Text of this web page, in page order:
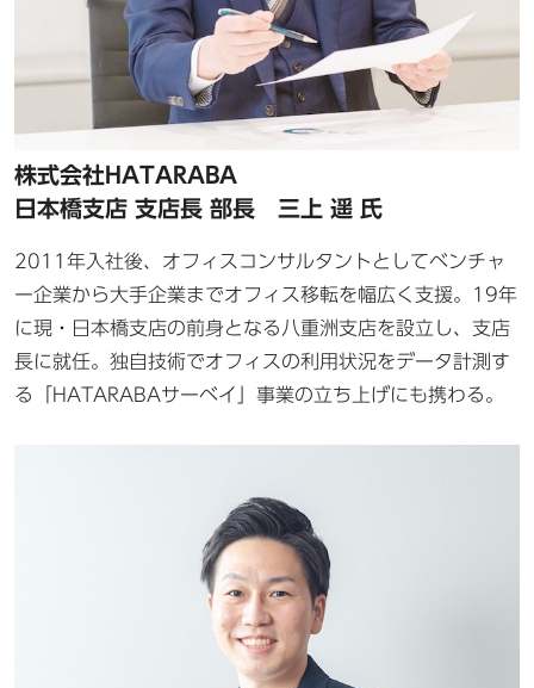
株式会社HATARABA
日本橋支店 支店長 部長 三上 遥 氏
2011年入社後、オフィスコンサルタントとしてベンチャ
ー企業から大手企業までオフィス移転を幅広く支援。19年
に現・日本橋支店の前身となる八重洲支店を設立し、支店
長に就任。独自技術でオフィスの利用状況をデータ計測す
る「HATARABAサーベイ」事業の立ち上げにも携わる。